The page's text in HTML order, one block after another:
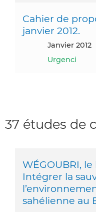
Cahier de
janvier 2012.
janvier 2012
Urgenci
37 études de
WÉGOUBRI,
Intégrer la
sahélienne au